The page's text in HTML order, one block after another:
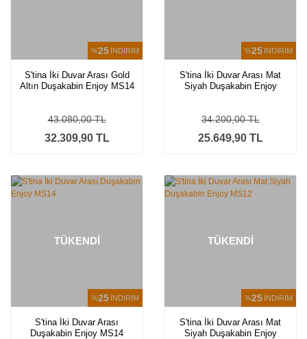
%25 İNDİRİM
S'tina İki Duvar Arası Gold
Altın Duşakabin Enjoy MS14
32.309,90 TL
43.080,00 TL
%25 İNDİRİM
S'tina İki Duvar Arası Mat
Siyah Duşakabin Enjoy
25.649,90 TL
34.200,00 TL
%25 İNDİRİM
TÜKENDİ
S'tina İki Duvar Arası
Duşakabin Enjoy MS14
%25 İNDİRİM
TÜKENDİ
S'tina İki Duvar Arası Mat
Siyah Duşakabin Enjoy